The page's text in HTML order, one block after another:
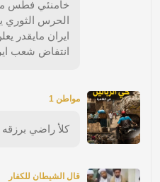
خامنئي فطس
الحرس
ايران مايقدر
انتفاض شعب
مواطن 1
كلأ راضي برزقه
قال الشيطان للكفار